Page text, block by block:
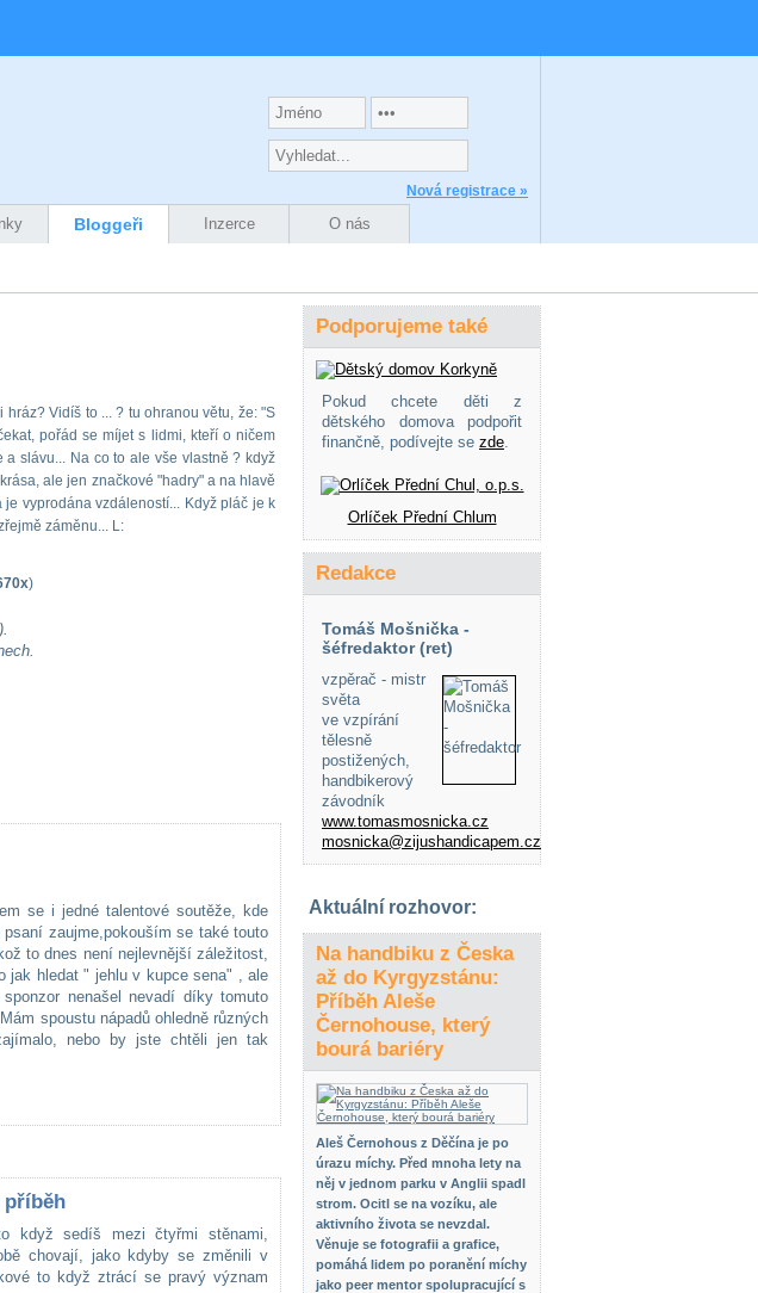
Nová registrace »
Bloggeři Inzerce O nás
Vidíš to ... ? tu ohranou větu, že: "S
pořád se míjet s lidmi, kteří o ničem
slávu... Na co to ale vše vlastně ? když
ale jen značkové "hadry" a na hlavě
je vyprodána vzdáleností... Když pláč je k
záměnu... L:
)
se i jedné talentové soutěže, kde
zaujme,pokouším se také touto
to dnes není nejlevnější záležitost,
jak hledat " jehlu v kupce sena" , ale
nenašel nevadí díky tomuto
spoustu nápadů ohledně různých
nebo by jste chtěli jen tak
příběh
když sedíš mezi čtyřmi stěnami,
chovají, jako kdyby se změnili v
to když ztrácí se pravý význam
Podporujeme také
Pokud chcete děti z
dětského domova podpořit
finančně, podívejte se zde.
Orlíček Přední Chlum
Redakce
Tomáš Mošnička -
šéfredaktor (ret)
vzpěrač - mistr
světa
ve vzpírání
tělesně
postižených,
handbikerový
závodník
www.tomasmosnicka.cz
mosnicka@zijushandicapem.cz
Aktuální rozhovor:
Na handbiku z Česka
až do Kyrgyzstánu:
Příběh Aleše
Černohouse, který
bourá bariéry
Aleš Černohous z Děčína je po
úrazu míchy. Před mnoha lety na
něj v jednom parku v Anglii spadl
strom. Ocitl se na vozíku, ale
aktivního života se nevzdal.
Věnuje se fotografii a grafice,
pomáhá lidem po poranění míchy
jako peer mentor spolupracující s